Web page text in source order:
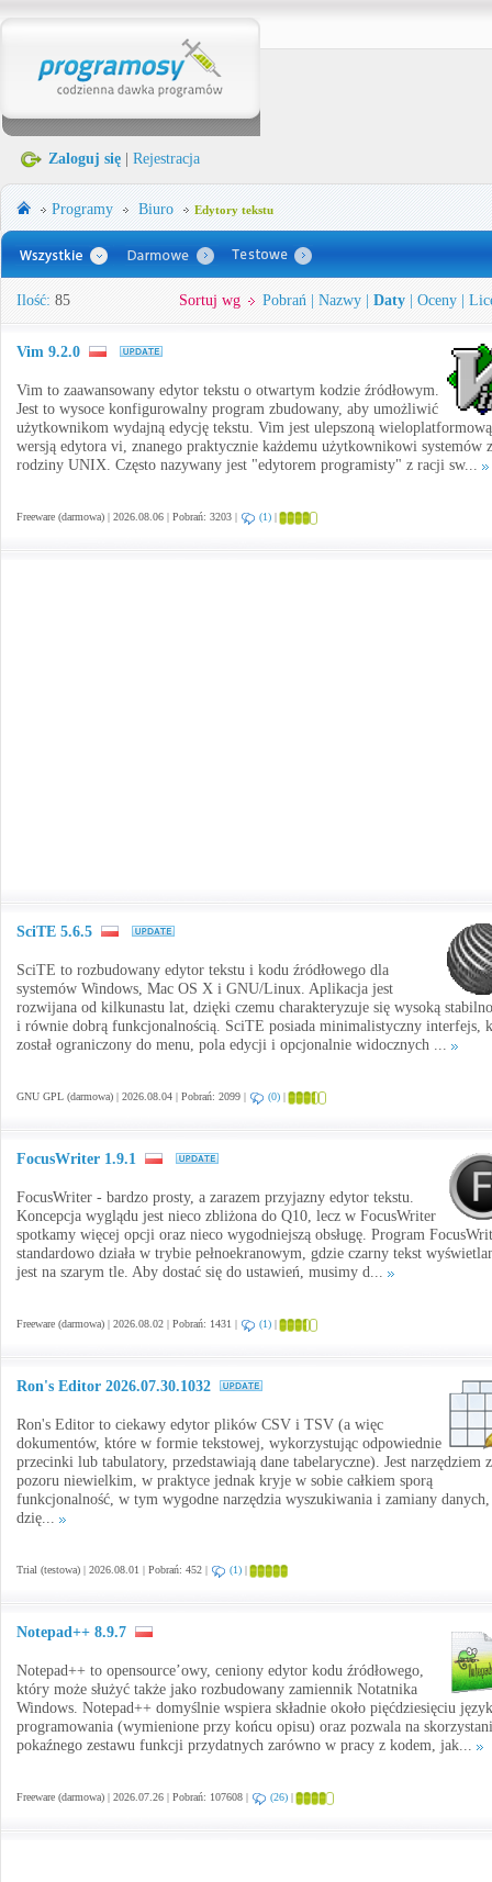
Zaloguj się Rejestracja
Programy Biuro Edytory tekstu
Ilość: 85 Sortuj wg Pobrań Nazwy Daty Oceny
Vim 9.2.0
Vim to zaawansowany edytor tekstu o otwartym kodzie źródłowym.
Jest to wysoce konfigurowalny program zbudowany, aby umożliwić
użytkownikom wydajną edycję tekstu. Vim jest ulepszoną wieloplatformową
wersją edytora vi, znanego praktycznie każdemu użytkownikowi systemów z
rodziny UNIX. Często nazywany jest "edytorem programisty" z racji sw...
Freeware (darmowa) | 2026.08.06 | Pobrań: 3203 | (1) |
SciTE 5.6.5
SciTE to rozbudowany edytor tekstu i kodu źródłowego dla
systemów Windows, Mac OS X i GNU/Linux. Aplikacja jest
rozwijana od kilkunastu lat, dzięki czemu charakteryzuje się wysoką
i równie dobrą funkcjonalnością. SciTE posiada minimalistyczny interfejs,
został ograniczony do menu, pola edycji i opcjonalnie widocznych ...
GNU GPL (darmowa) | 2026.08.04 | Pobrań: 2099 | (0) |
FocusWriter 1.9.1
FocusWriter - bardzo prosty, a zarazem przyjazny edytor tekstu.
Koncepcja wyglądu jest nieco zbliżona do Q10, lecz w FocusWriter
spotkamy więcej opcji oraz nieco wygodniejszą obsługę. Program
standardowo działa w trybie pełnoekranowym, gdzie czarny tekst
jest na szarym tle. Aby dostać się do ustawień, musimy d...
Freeware (darmowa) | 2026.08.02 | Pobrań: 1431 | (1) |
Ron's Editor 2026.07.30.1032
Ron's Editor to ciekawy edytor plików CSV i TSV (a więc
dokumentów, które w formie tekstowej, wykorzystując odpowiednie
przecinki lub tabulatory, przedstawiają dane tabelaryczne). Jest narzędziem z
pozoru niewielkim, w praktyce jednak kryje w sobie całkiem sporą
funkcjonalność, w tym wygodne narzędzia wyszukiwania i zamiany danych,
dzię...
Trial (testowa) | 2026.08.01 | Pobrań: 452 | (1) |
Notepad++ 8.9.7
Notepad++ to opensource’owy, ceniony edytor kodu źródłowego,
który może służyć także jako rozbudowany zamiennik Notatnika
Windows. Notepad++ domyślnie wspiera składnie około pięćdziesięciu
programowania (wymienione przy końcu opisu) oraz pozwala na
pokaźnego zestawu funkcji przydatnych zarówno w pracy z kodem, jak...
Freeware (darmowa) | 2026.07.26 | Pobrań: 107608 | (26) |